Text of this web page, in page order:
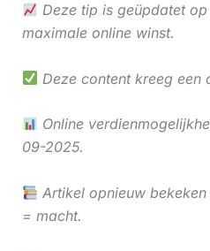
Deze tip is geüpdatet
maximale online winst.
Deze content kreeg
Online
09-2025.
Artikel opnieuw
= macht.